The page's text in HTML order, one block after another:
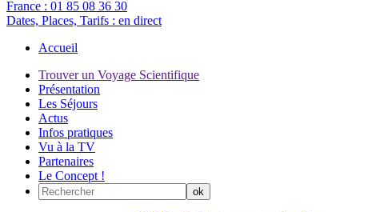
France : 01 85 08 36 30
Dates, Places, Tarifs : en direct
Accueil
Trouver un Voyage Scientifique
Présentation
Les Séjours
Actus
Infos pratiques
Vu à la TV
Partenaires
Le Concept !